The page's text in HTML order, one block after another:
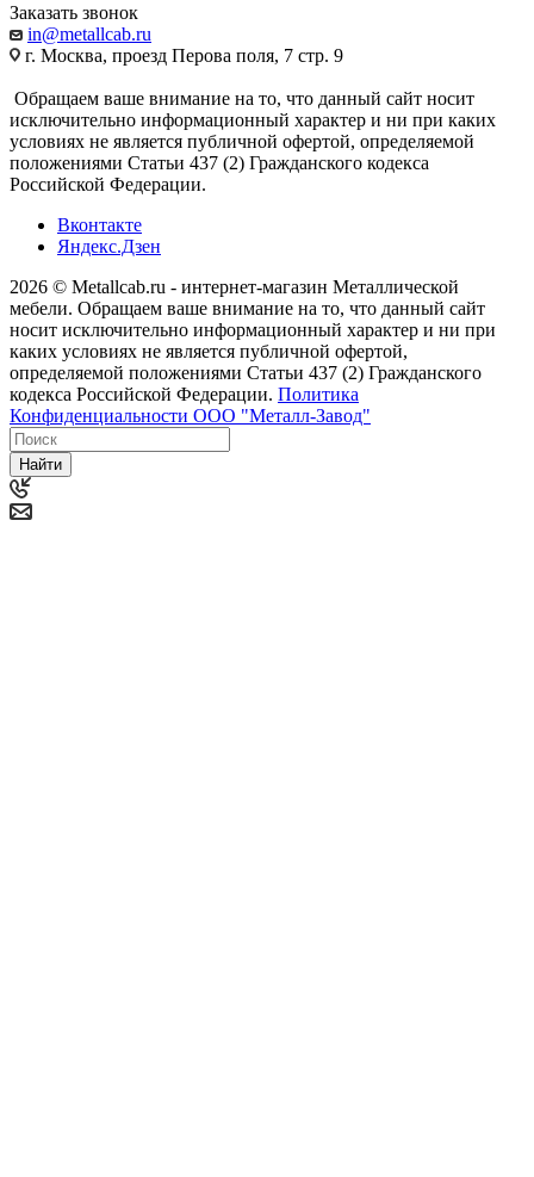
Заказать звонок
in@metallcab.ru
г. Москва, проезд Перова поля, 7 стр. 9
Обращаем ваше внимание на то, что данный сайт носит
исключительно информационный характер и ни при каких
условиях не является публичной офертой, определяемой
положениями Статьи 437 (2) Гражданского кодекса
Российской Федерации.
Вконтакте
Яндекс.Дзен
2026 © Metallcab.ru - интернет-магазин Металлической
мебели. Обращаем ваше внимание на то, что данный сайт
носит исключительно информационный характер и ни при
каких условиях не является публичной офертой,
определяемой положениями Статьи 437 (2) Гражданского
кодекса Российской Федерации. Политика
Конфиденциальности ООО "Металл-Завод"
Найти